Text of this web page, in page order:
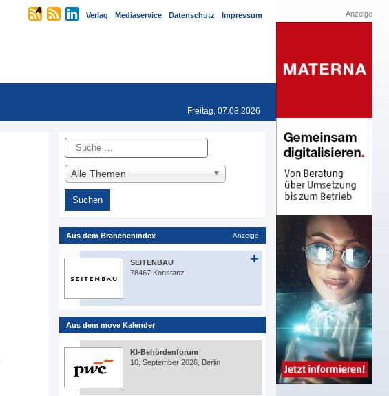
Verlag Mediaservice Datenschutz Impressum
Freitag, 07.08.2026
Suche
Alle Themen
Aus dem Branchenindex Anzeige
SEITENBAU
78467 Konstanz
Aus dem move Kalender
KI-Behördenforum
10. September 2026, Berlin
Anzeige